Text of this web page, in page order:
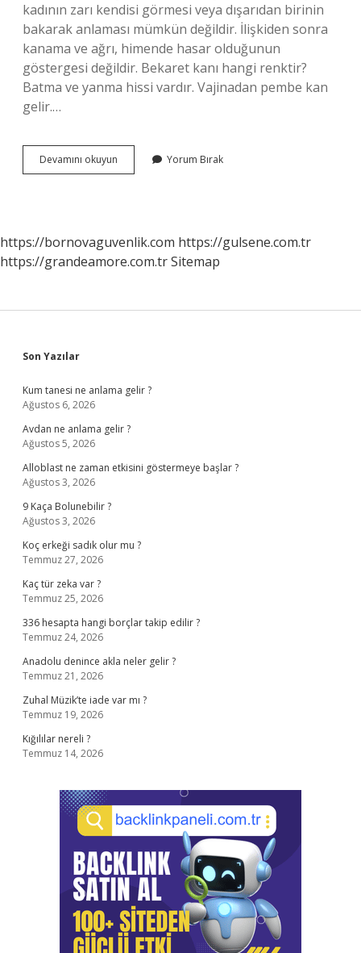
kadının zarı kendisi görmesi veya dışarıdan birinin
bakarak anlaması mümkün değildir. İlişkiden sonra
kanama ve ağrı, himende hasar olduğunun
göstergesi değildir. Bekaret kanı hangi renktir?
Batma ve yanma hissi vardır. Vajinadan pembe kan
gelir.…
Devamını okuyun Bakirelik
Kanı
Yorum Bırak
https://bornovaguvenlik.com https://gulsene.com.tr
https://grandeamore.com.trSitemap
Sidebar
Son Yazılar
Kum tanesi ne anlama gelir ?
Ağustos 6, 2026
Avdan ne anlama gelir ?
Ağustos 5, 2026
Alloblast ne zaman etkisini göstermeye başlar ?
Ağustos 3, 2026
9 Kaça Bolunebilir ?
Ağustos 3, 2026
Koç erkeği sadık olur mu ?
Temmuz 27, 2026
Kaç tür zeka var ?
Temmuz 25, 2026
336 hesapta hangi borçlar takip edilir ?
Temmuz 24, 2026
Anadolu denince akla neler gelir ?
Temmuz 21, 2026
Zuhal Müzik’te iade var mı ?
Temmuz 19, 2026
Kığılılar nereli ?
Temmuz 14, 2026